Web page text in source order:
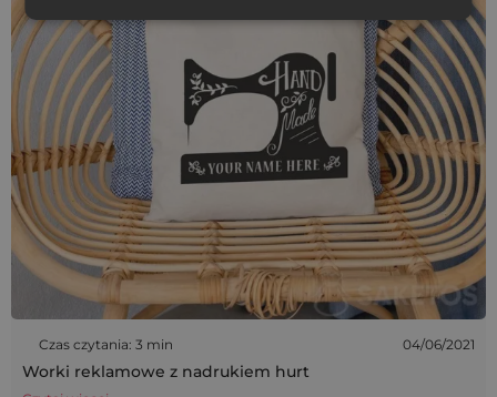
Czas czytania: 3 min 04/06/2021
Worki reklamowe z nadrukiem hurt